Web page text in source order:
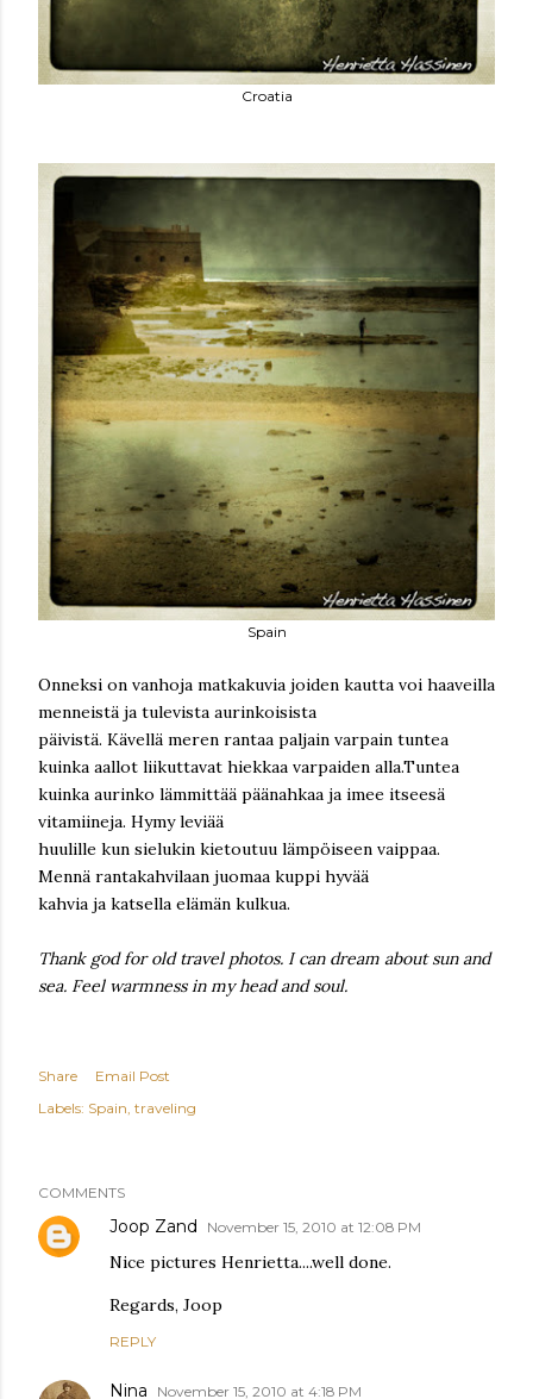
Croatia
Spain
Onneksi on vanhoja matkakuvia joiden kautta voi haaveilla
menneistä ja tulevista aurinkoisista
päivistä. Kävellä meren rantaa paljain varpain tuntea
kuinka aallot liikuttavat hiekkaa varpaiden alla.Tuntea
kuinka aurinko lämmittää päänahkaa ja imee itseesä
vitamiineja. Hymy leviää
huulille kun sielukin kietoutuu lämpöiseen vaippaa.
Mennä rantakahvilaan juomaa kuppi hyvää
kahvia ja katsella elämän kulkua.
Thank god for old travel photos. I can dream about sun and
sea. Feel warmness in my head and soul.
Share
Email Post
Labels: Spain traveling
COMMENTS
Joop Zand November 15, 2010 at 12:08 PM
Nice pictures Henrietta....well done.
Regards, Joop
REPLY
Nina November 15, 2010 at 4:18 PM